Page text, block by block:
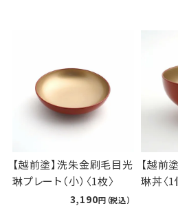
【越前塗】洗朱金刷毛目光
琳丼〈1個〉
4,400
【越前
（大）